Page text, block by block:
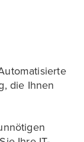
die Ihnen